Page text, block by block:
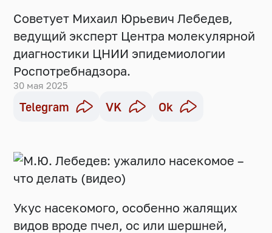
Советует Михаил Юрьевич Лебедев,
ведущий эксперт Центра молекулярной
диагностики ЦНИИ эпидемиологии
Роспотребнадзора.
30 мая 2025
Telegram VK Ok
Укус насекомого, особенно жалящих
видов вроде пчел, ос или шершней,